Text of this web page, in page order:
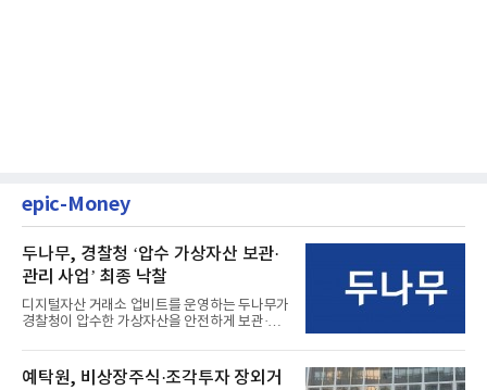
epic-Money
두나무, 경찰청 ‘압수 가상자산 보관·
관리 사업’ 최종 낙찰
디지털자산 거래소 업비트를 운영하는 두나무가
경찰청이 압수한 가상자산을 안전하게 보관·관
예탁원, 비상장주식·조각투자 장외거